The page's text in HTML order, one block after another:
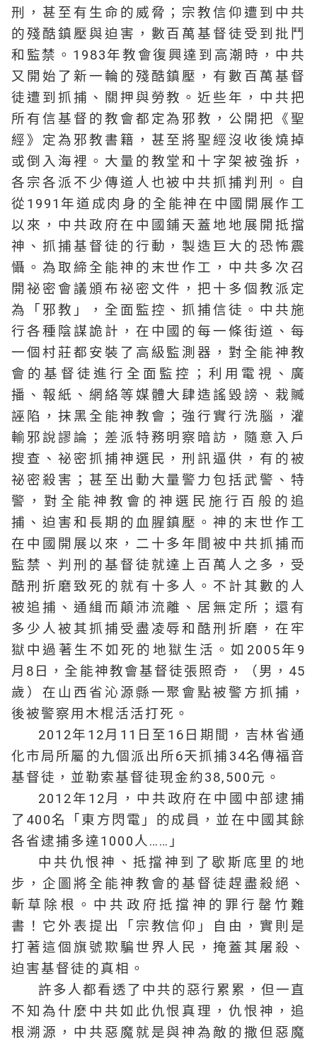
刑，甚至有生命的威脅；宗教信仰遭到中共
的殘酷鎮壓與迫害，數百萬基督徒受到批鬥
和監禁。1983年教會復興達到高潮時，中共
又開始了新一輪的殘酷鎮壓，有數百萬基督
徒遭到抓捕、關押與勞教。近些年，中共把
所有信基督的教會都定為邪教，公開把《聖
經》定為邪教書籍，甚至將聖經沒收後燒掉
或倒入海裡。大量的教堂和十字架被強拆，
各宗各派不少傳道人也被中共抓捕判刑。自
從1991年道成肉身的全能神在中國開展作工
以來，中共政府在中國鋪天蓋地地展開抵擋
神、抓捕基督徒的行動，製造巨大的恐怖震
懾。為取締全能神的末世作工，中共多次召
開祕密會議頒布祕密文件，把十多個教派定
為「邪教」，全面監控、抓捕信徒。中共施
行各種陰謀詭計，在中國的每一條街道、每
一個村莊都安裝了高級監測器，對全能神教
會的基督徒進行全面監控；利用電視、廣
播、報紙、網絡等媒體大肆造謠毀謗、栽贓
誣陷，抹黑全能神教會；強行實行洗腦，灌
輸邪說謬論；差派特務明察暗訪，隨意入戶
搜查、祕密抓捕神選民，刑訊逼供，有的被
祕密殺害；甚至出動大量警力包括武警、特
警，對全能神教會的神選民施行百般的追
捕、迫害和長期的血腥鎮壓。神的末世作工
在中國開展以來，二十多年間被中共抓捕而
監禁、判刑的基督徒就達上百萬人之多，受
酷刑折磨致死的就有十多人。不計其數的人
被追捕、通緝而顛沛流離、居無定所；還有
多少人被其抓捕受盡凌辱和酷刑折磨，在牢
獄中過著生不如死的地獄生活。如2005年9
月8日，全能神教會基督徒張照奇，（男，45
歲）在山西省沁源縣一聚會點被警方抓捕，
後被警察用木棍活活打死。
2012年12月11日至16日期間，吉林省通
化市局所屬的九個派出所6天抓捕34名傳福音
基督徒，並勒索基督徒現金約38,500元。
2012年12月，中共政府在中國中部逮捕
了400名「東方閃電」的成員，並在中國其餘
各省逮捕多達1000人……」
中共仇恨神、抵擋神到了歇斯底里的地
步，企圖將全能神教會的基督徒趕盡殺絕、
斬草除根。中共政府抵擋神的罪行罄竹難
書！它外表提出「宗教信仰」自由，實則是
打著這個旗號欺騙世界人民，掩蓋其屠殺、
迫害基督徒的真相。
許多人都看透了中共的惡行累累，但一直
不知為什麼中共如此仇恨真理，仇恨神，追
根溯源，中共惡魔就是與神為敵的撒但惡魔